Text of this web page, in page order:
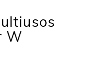
W